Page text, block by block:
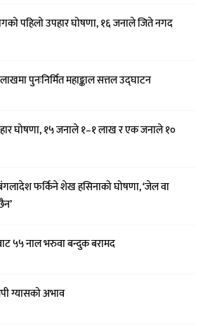
पहिलो उपहार घोषणा, १६ जनाले जिते नगद
पुनःनिर्मित महाङ्काल सत्तल उद्घाटन
घोषणा, १५ जनाले १–१ लाख र एक जनाले १०
फर्किने शेख हसिनाको घोषणा, ‘जेल वा
५५ नाल भरुवा बन्दुक बरामद
ग्यासको अभाव